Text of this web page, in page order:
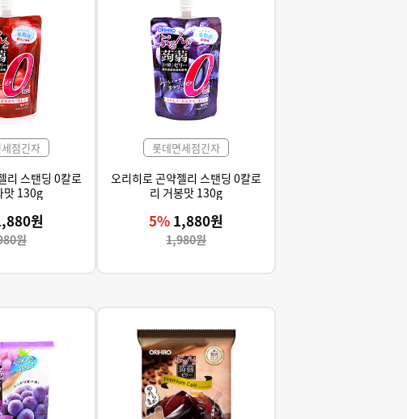
점긴자
리 스탠딩 0칼로
맛 130g
원
원
롯데면세점긴자
오리히로 곤약젤리 스탠딩 0칼로
리 거봉맛 130g
5% 1,880원
1,980원